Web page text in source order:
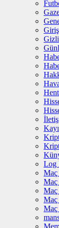
Giriş
Log
Maç
Maç
Maç
Maç